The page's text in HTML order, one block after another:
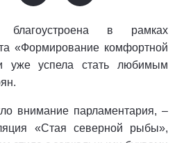
благоустроена в рамках
«Формирование комфортной
уже успела стать любимым
внимание парламентария, –
«Стая северной рыбы»,